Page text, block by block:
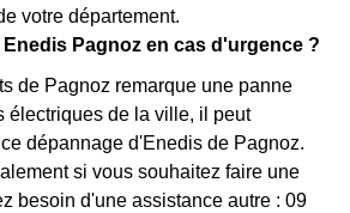
votre département.
Pagnoz en cas d'urgence ?
de Pagnoz remarque une panne
électriques de la ville, il peut
dépannage d'Enedis de Pagnoz.
si vous souhaitez faire une
besoin d'une assistance autre : 09